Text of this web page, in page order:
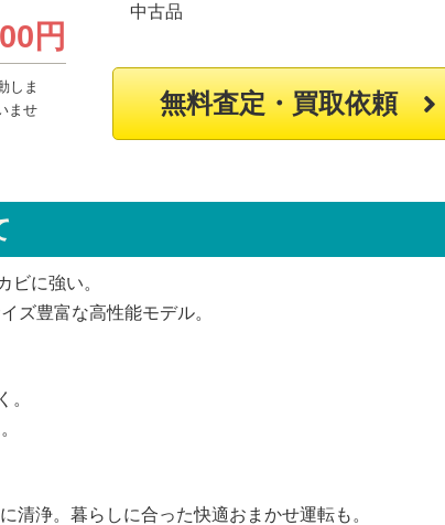
円
しま
ませ
中古品
無料査定・買取依頼
ビに強い。
ズ豊富な高性能モデル。
。
清浄。暮らしに合った快適おまかせ運転も。